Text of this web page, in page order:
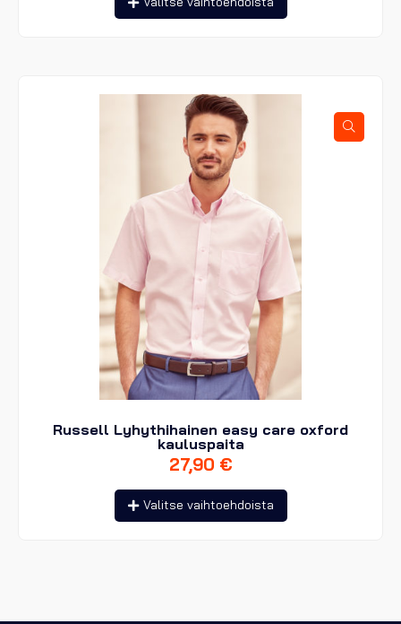
tuotteella
tuotteen
Russell Lyhythihainen easy care oxford
kauluspaita
27,90 €
Valitse vaihtoehdoista
Tällä
tuotteella